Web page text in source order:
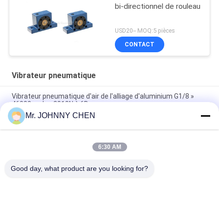
bi-directionnel de rouleau
USD20-- MOQ:5 pièces
CONTACT
Vibrateur pneumatique
Vibrateur pneumatique d'air de l'alliage d'aluminium G1/8 »
46000cycles 2910N à 6Bar
Vibrateur pneumatique à faible bruit G1/8 » 2400N/6Bar de
turbine pour le criblage de vibration
Vibrateur pneumatique industriel de la turbine GT-13 pour le
Mr. JOHNNY CHEN
6:30 AM
Good day, what product are you looking for?